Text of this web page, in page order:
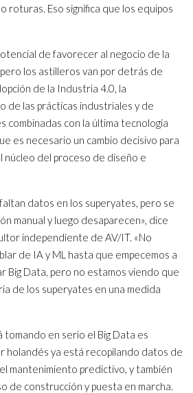
roturas. Eso significa que los equipos
de favorecer al negocio de la
los astilleros van por detrás de
de la Industria 4.0, la
de las prácticas industriales y de
combinadas con la última tecnología
es necesario un cambio decisivo para
núcleo del proceso de diseño e
datos en los superyates, pero se
manual y luego desaparecen», dice
independiente de AV/IT. «No
de IA y ML hasta que empecemos a
Big Data, pero no estamos viendo que
de los superyates en una medida
en serio el Big Data es
holandés ya está recopilando datos de
mantenimiento predictivo, y también
de construcción y puesta en marcha.